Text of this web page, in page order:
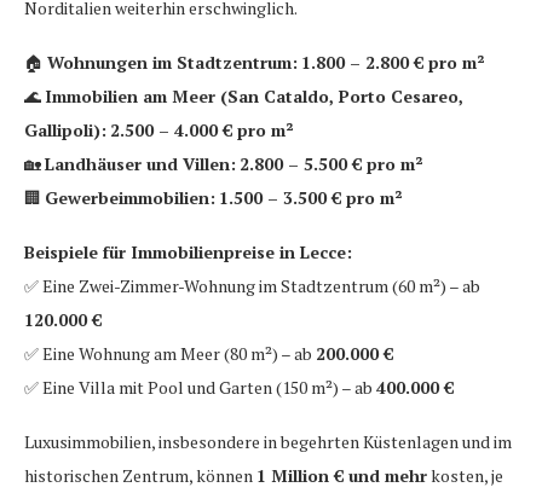
Norditalien weiterhin erschwinglich.
🏠 Wohnungen im Stadtzentrum: 1.800 – 2.800 € pro m²
🌊 Immobilien am Meer (San Cataldo, Porto Cesareo,
Gallipoli): 2.500 – 4.000 € pro m²
🏡Landhäuser und Villen: 2.800 – 5.500 € pro m²
🏢 Gewerbeimmobilien: 1.500 – 3.500 € pro m²
Beispiele für Immobilienpreise in Lecce:
✅ Eine Zwei-Zimmer-Wohnung im Stadtzentrum (60 m²) – ab
120.000 €
✅ Eine Wohnung am Meer (80 m²) – ab 200.000 €
✅ Eine Villa mit Pool und Garten (150 m²) – ab 400.000 €
Luxusimmobilien, insbesondere in begehrten Küstenlagen und im
historischen Zentrum, können 1 Million € und mehrkosten, je